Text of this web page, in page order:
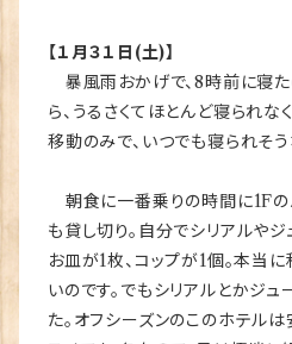
【１月３１日(土)】
暴風雨おかげで、8時前に寝
ら、うるさくてほとんど寝られな
移動のみで、いつでも寝られそ
朝食に一番乗りの時間に1Fの
も貸し切り。自分でシリアルやジ
お皿が1枚、コップが1個。本当
いのです。でもシリアルとかジ
た。オフシーズンのこのホテル